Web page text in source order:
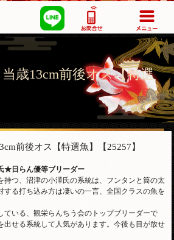
歳13cm前後オス【特選
前後オス【特選魚】 【25257】
★日らん優等ブリーダー
持つ、沼津の小澤氏の系統は、フンタンと筒の太
する打ち込み方は凄いの一言、全国クラスの魚を
ている、観栄らんちう会のトップブリーダーで
出せる系統して人気があります。今後も目が放せ